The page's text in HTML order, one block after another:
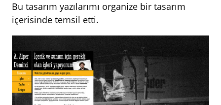
Bu tasarım yazılarımı organize bir tasarım
içerisinde temsil etti.